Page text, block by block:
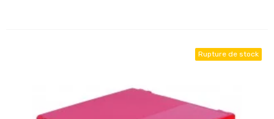
Rupture de stock